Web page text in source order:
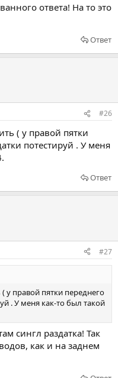
ответа! На то это
Ответ
#26
( у правой пятки
потестируй . У меня
Ответ
#27
у правой пятки переднего
. У меня как-то был такой
сингл раздатка! Так
как и на заднем